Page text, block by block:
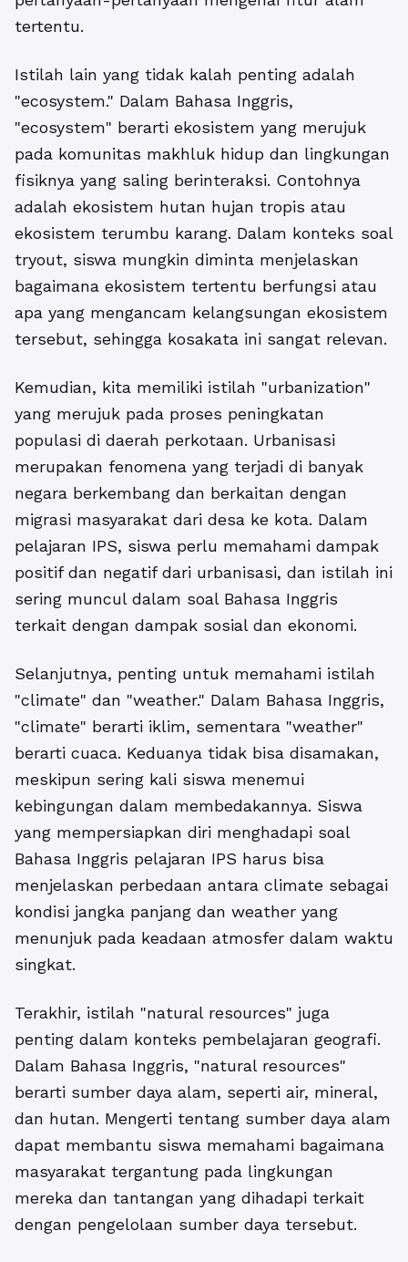
tertentu.
Istilah lain yang tidak kalah penting adalah
"ecosystem." Dalam Bahasa Inggris,
"ecosystem" berarti ekosistem yang merujuk
pada komunitas makhluk hidup dan lingkungan
fisiknya yang saling berinteraksi. Contohnya
adalah ekosistem hutan hujan tropis atau
ekosistem terumbu karang. Dalam konteks soal
tryout, siswa mungkin diminta menjelaskan
bagaimana ekosistem tertentu berfungsi atau
apa yang mengancam kelangsungan ekosistem
tersebut, sehingga kosakata ini sangat relevan.
Kemudian, kita memiliki istilah "urbanization"
yang merujuk pada proses peningkatan
populasi di daerah perkotaan. Urbanisasi
merupakan fenomena yang terjadi di banyak
negara berkembang dan berkaitan dengan
migrasi masyarakat dari desa ke kota. Dalam
pelajaran IPS, siswa perlu memahami dampak
positif dan negatif dari urbanisasi, dan istilah ini
sering muncul dalam soal Bahasa Inggris
terkait dengan dampak sosial dan ekonomi.
Selanjutnya, penting untuk memahami istilah
"climate" dan "weather." Dalam Bahasa Inggris,
"climate" berarti iklim, sementara "weather"
berarti cuaca. Keduanya tidak bisa disamakan,
meskipun sering kali siswa menemui
kebingungan dalam membedakannya. Siswa
yang mempersiapkan diri menghadapi soal
Bahasa Inggris pelajaran IPS harus bisa
menjelaskan perbedaan antara climate sebagai
kondisi jangka panjang dan weather yang
menunjuk pada keadaan atmosfer dalam waktu
singkat.
Terakhir, istilah "natural resources" juga
penting dalam konteks pembelajaran geografi.
Dalam Bahasa Inggris, "natural resources"
berarti sumber daya alam, seperti air, mineral,
dan hutan. Mengerti tentang sumber daya alam
dapat membantu siswa memahami bagaimana
masyarakat tergantung pada lingkungan
mereka dan tantangan yang dihadapi terkait
dengan pengelolaan sumber daya tersebut.